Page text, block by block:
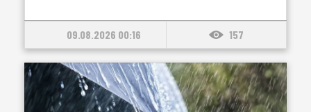
09.08.2026 00:16 157